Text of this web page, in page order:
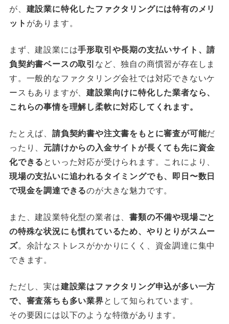
が、 建設業に特化したファクタリングには特有のメリ
ット があります。
まず、建設業には手形取引や長期の支払いサイト、請
負契約書ベースの取引 など、独自の商慣習が存在しま
す。一般的なファクタリング会社では対応できないケ
ースもありますが、建設業向けに特化した業者なら、
これらの事情を理解し柔軟に対応してくれます。
たとえば、 請負契約書や注文書をもとに審査が可能だ
ったり、 元請けからの入金サイトが長くても先に資金
化できる といった対応が受けられます。これにより、
現場の支払いに追われるタイミングでも、即日〜数日
で現金を調達できるのが大きな魅力です。
また、建設業特化型の業者は、書類の不備や現場ごと
の特殊な状況にも慣れているため、やりとりがスムー
ズ。余計なストレスがかかりにくく、資金調達に集中
できます。
ただし、実は建設業はファクタリング申込が多い一方
で、審査落ちも多い業界として知られています。
その要因には以下のような特徴があります。